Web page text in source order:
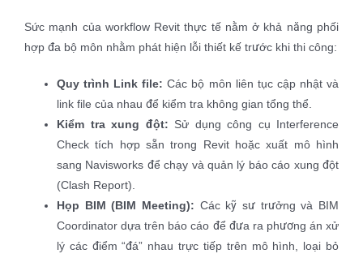
Sức mạnh của workflow Revit thực tế nằm ở khả năng phối
hợp đa bộ môn nhằm phát hiện lỗi thiết kế trước khi thi công:
Quy trình Link file: Các bộ môn liên tục cập nhật và
link file của nhau để kiểm tra không gian tổng thể.
Kiểm tra xung đột: Sử dụng công cụ Interference
Check tích hợp sẵn trong Revit hoặc xuất mô hình
sang Navisworks để chạy và quản lý báo cáo xung đột
(Clash Report).
Họp BIM (BIM Meeting): Các kỹ sư trưởng và BIM
Coordinator dựa trên báo cáo để đưa ra phương án xử
lý các điểm “đá” nhau trực tiếp trên mô hình, loại bỏ